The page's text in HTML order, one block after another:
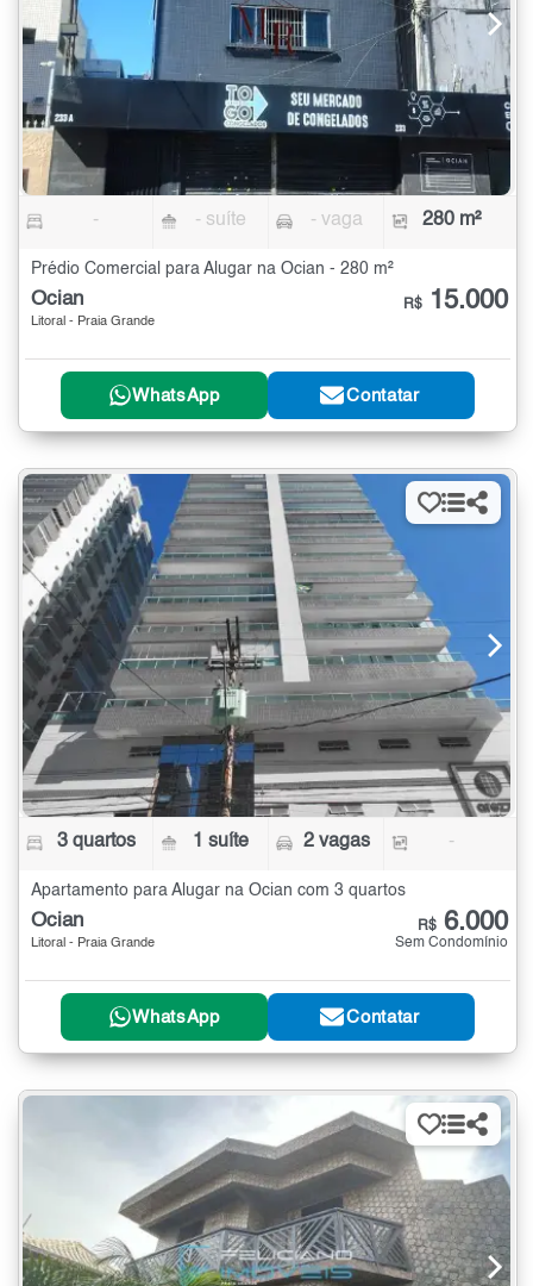
- - suíte - vaga 280 m²
Prédio Comercial para Alugar na Ocian - 280 m²
Ocian
Litoral - Praia Grande
R$ 15.000
WhatsApp Contatar
3 quartos 1 suíte 2 vagas -
Apartamento para Alugar na Ocian com 3 quartos
Ocian
Litoral - Praia Grande
R$ 6.000
Sem Condomínio
WhatsApp Contatar